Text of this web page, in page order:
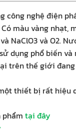
công nghệ điện
màu vàng
NaClO3 và O2.
dụng phổ biến
trên thế giới
thiết bị rất hiệu
phẩm tại đây